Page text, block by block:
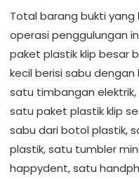
Total barang bukti
operasi penggulungan
paket plastik klip besar
kecil berisi sabu
satu timbangan elektrik,
satu paket plastik klip
sabu dari botol plastik,
plastik, satu tumbler
happydent, satu